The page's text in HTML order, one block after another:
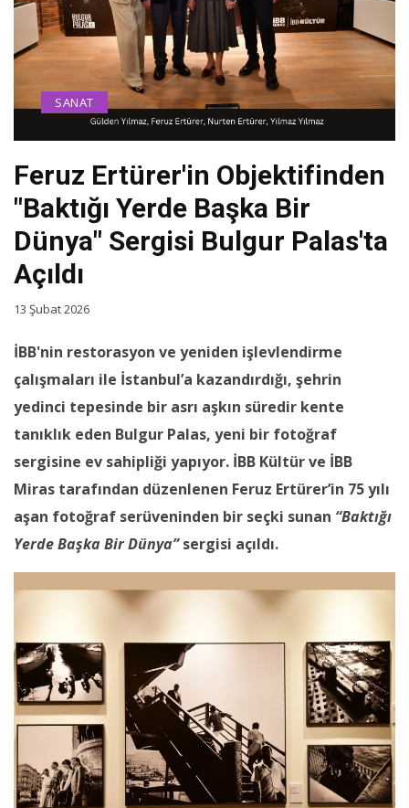
Feruz Ertürer'in Objektifinden
"Baktığı Yerde Başka Bir
Dünya" Sergisi Bulgur Palas'ta
Açıldı
SANAT
13 Şubat 2026
İBB'nin restorasyon ve yeniden işlevlendirme
çalışmaları ile İstanbul’a kazandırdığı, şehrin
yedinci tepesinde bir asrı aşkın süredir kente
tanıklık eden Bulgur Palas, yeni bir fotoğraf
sergisine ev sahipliği yapıyor. İBB Kültür ve İBB
Miras tarafından düzenlenen Feruz Ertürer’in 75 yılı
aşan fotoğraf serüveninden bir seçki sunan “Baktığı
Yerde Başka Bir Dünya”sergisi açıldı.